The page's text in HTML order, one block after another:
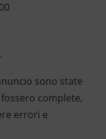
sono state
complete,
errori e